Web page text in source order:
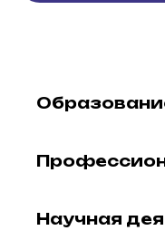
Научная